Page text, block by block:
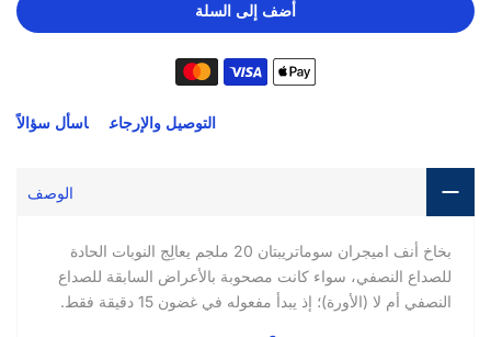
أضف إلى السلة
التوصيل والإرجاع اسأل سؤالاً
الوصف
بخاخ أنف اميجران سوماتريبتان 20 ملجم يعالِج النوبات الحادة
للصداع النصفي، سواء كانت مصحوبة بالأعراض السابقة للصداع
النصفي أم لا (الأورة)؛ إذ يبدأ مفعوله في غضون 15 دقيقة فقط.